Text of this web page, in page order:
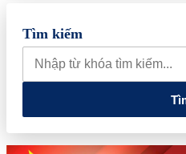
các cửa hàng rau củ quả sạch tại
đến nâng cao năng lực vận hành
Tổng Bí thư, Chủ tịch nước:
nền kinh tế tương lai
Tìm kiếm